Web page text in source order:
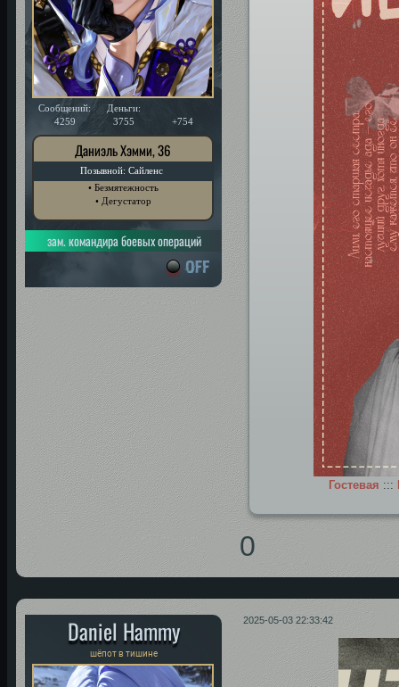
Сообщений:
4259
Деньги:
3755
+754
Даниэль Хэмми, 36
• Безмятежность
• Дегустатор
Позывной: Сайленс
зам. командира боевых операций
Гостевая :::
0
2025-05-03 22:33:42
Daniel Hammy
шёпот в тишине